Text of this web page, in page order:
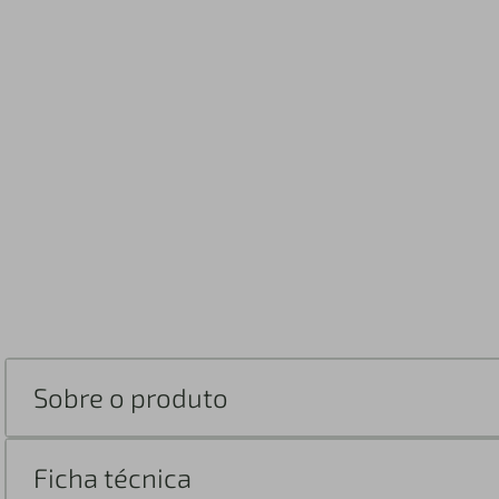
Sobre o produto
Ficha técnica